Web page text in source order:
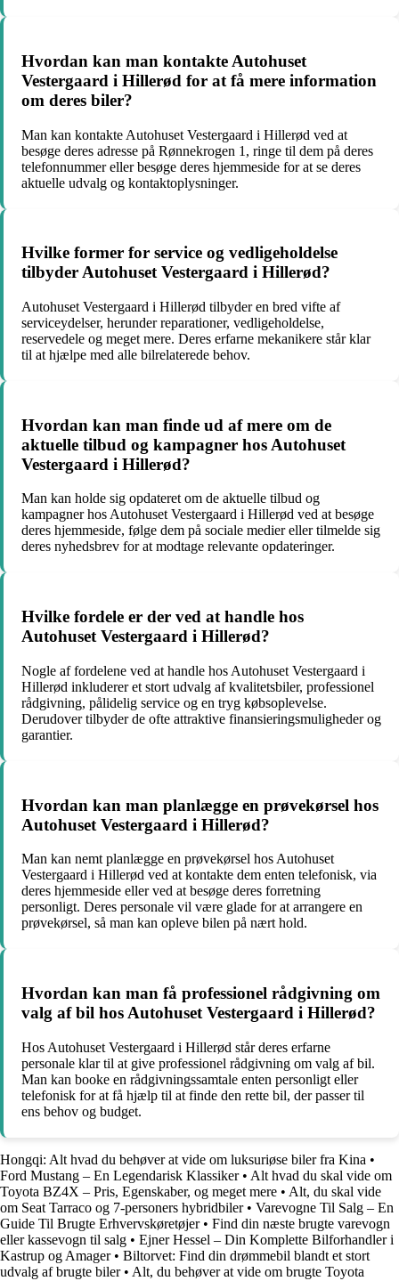
Hvordan kan man kontakte Autohuset
Vestergaard i Hillerød for at få mere information
om deres biler?
Man kan kontakte Autohuset Vestergaard i Hillerød ved at
besøge deres adresse på Rønnekrogen 1, ringe til dem på deres
telefonnummer eller besøge deres hjemmeside for at se deres
aktuelle udvalg og kontaktoplysninger.
Hvilke former for service og vedligeholdelse
tilbyder Autohuset Vestergaard i Hillerød?
Autohuset Vestergaard i Hillerød tilbyder en bred vifte af
serviceydelser, herunder reparationer, vedligeholdelse,
reservedele og meget mere. Deres erfarne mekanikere står klar
til at hjælpe med alle bilrelaterede behov.
Hvordan kan man finde ud af mere om de
aktuelle tilbud og kampagner hos Autohuset
Vestergaard i Hillerød?
Man kan holde sig opdateret om de aktuelle tilbud og
kampagner hos Autohuset Vestergaard i Hillerød ved at besøge
deres hjemmeside, følge dem på sociale medier eller tilmelde sig
deres nyhedsbrev for at modtage relevante opdateringer.
Hvilke fordele er der ved at handle hos
Autohuset Vestergaard i Hillerød?
Nogle af fordelene ved at handle hos Autohuset Vestergaard i
Hillerød inkluderer et stort udvalg af kvalitetsbiler, professionel
rådgivning, pålidelig service og en tryg købsoplevelse.
Derudover tilbyder de ofte attraktive finansieringsmuligheder og
garantier.
Hvordan kan man planlægge en prøvekørsel hos
Autohuset Vestergaard i Hillerød?
Man kan nemt planlægge en prøvekørsel hos Autohuset
Vestergaard i Hillerød ved at kontakte dem enten telefonisk, via
deres hjemmeside eller ved at besøge deres forretning
personligt. Deres personale vil være glade for at arrangere en
prøvekørsel, så man kan opleve bilen på nært hold.
Hvordan kan man få professionel rådgivning om
valg af bil hos Autohuset Vestergaard i Hillerød?
Hos Autohuset Vestergaard i Hillerød står deres erfarne
personale klar til at give professionel rådgivning om valg af bil.
Man kan booke en rådgivningssamtale enten personligt eller
telefonisk for at få hjælp til at finde den rette bil, der passer til
ens behov og budget.
Hongqi: Alt hvad du behøver at vide om luksuriøse biler fra Kina •
Ford Mustang – En Legendarisk Klassiker• Alt hvad du skal vide om
Toyota BZ4X – Pris, Egenskaber, og meget mere • Alt, du skal vide
om Seat Tarraco og 7-personers hybridbiler• Varevogne Til Salg – En
Guide Til Brugte Erhvervskøretøjer• Find din næste brugte varevogn
eller kassevogn til salg • Ejner Hessel – Din Komplette Bilforhandler i
Kastrup og Amager• Biltorvet: Find din drømmebil blandt et stort
udvalg af brugte biler• Alt, du behøver at vide om brugte Toyota